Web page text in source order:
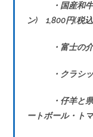
・国産和牛ほ
ン) 1,800円(税
・富士の介
・クラシック
・仔羊と県産
ートボール・ト